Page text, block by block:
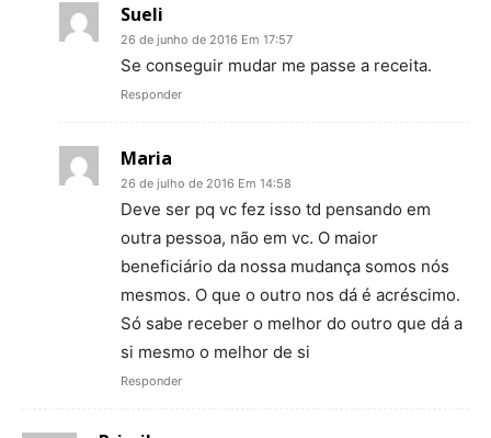
Sueli
26 de junho de 2016 Em 17:57
Se conseguir mudar me passe a receita.
Responder
Maria
26 de julho de 2016 Em 14:58
Deve ser pq vc fez isso td pensando em
outra pessoa, não em vc. O maior
beneficiário da nossa mudança somos nós
mesmos. O que o outro nos dá é acréscimo.
Só sabe receber o melhor do outro que dá a
si mesmo o melhor de si
Responder